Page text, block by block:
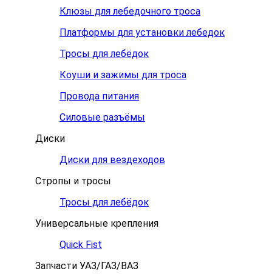
Клюзы для лебедочного троса
Платформы для установки лебедок
Тросы для лебёдок
Коуши и зажимы для троса
Провода питания
Силовые разъёмы
Диски
Диски для вездеходов
Стропы и тросы
Тросы для лебёдок
Универсальные крепления
Quick Fist
Запчасти УАЗ/ГАЗ/ВАЗ